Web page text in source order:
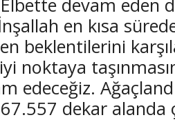
en kısa
beklentilerini
noktaya
edeceğiz.
dekar alanda